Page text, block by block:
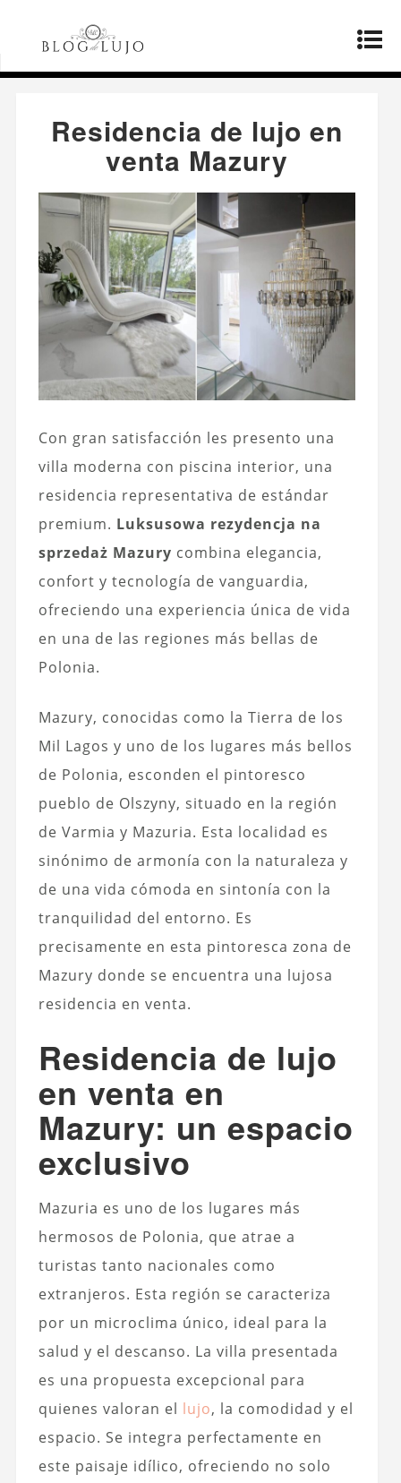
Página principal
Residencia de
lujo en venta Mazury
Residencia de lujo en
venta Mazury
Con gran satisfacción les presento una
villa moderna con piscina interior, una
residencia representativa de estándar
premium. Luksusowa rezydencja na
sprzedaż Mazury combina elegancia,
confort y tecnología de vanguardia,
ofreciendo una experiencia única de vida
en una de las regiones más bellas de
Polonia.
Mazury, conocidas como la Tierra de los
Mil Lagos y uno de los lugares más bellos
de Polonia, esconden el pintoresco
pueblo de Olszyny, situado en la región
de Varmia y Mazuria. Esta localidad es
sinónimo de armonía con la naturaleza y
de una vida cómoda en sintonía con la
tranquilidad del entorno. Es
precisamente en esta pintoresca zona de
Mazury donde se encuentra una lujosa
residencia en venta.
Residencia de lujo
en venta en
Mazury: un espacio
exclusivo
Mazuria es uno de los lugares más
hermosos de Polonia, que atrae a
turistas tanto nacionales como
extranjeros. Esta región se caracteriza
por un microclima único, ideal para la
salud y el descanso. La villa presentada
es una propuesta excepcional para
quienes valoran el lujo, la comodidad y el
espacio. Se integra perfectamente en
este paisaje idílico, ofreciendo no solo